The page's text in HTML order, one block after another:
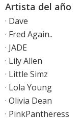
Artista del año
· Dave
· Fred Again..
· JADE
· Lily Allen
· Little Simz
· Lola Young
· Olivia Dean
· PinkPantheress